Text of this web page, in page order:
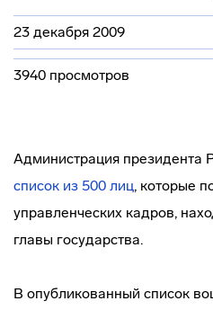
23 декабря 2009
3940 просмотров
Администрация президента
список из 500 лиц, которые
управленческих кадров,
главы государства.
В опубликованный список